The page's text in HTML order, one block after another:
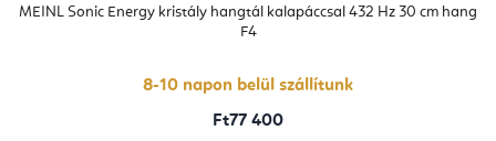
MEINL Sonic Energy kristály hangtál kalapáccsal 432 Hz 30 cm hang
F4
8-10 napon belül szállítunk
Ft77 400